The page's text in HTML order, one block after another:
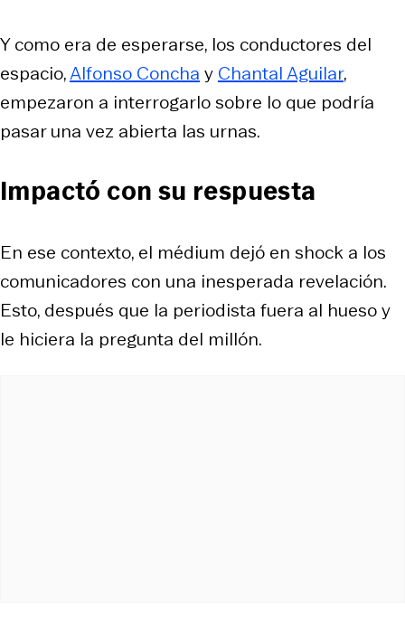
Y como era de esperarse, los conductores del
espacio,Alfonso Concha y Chantal Aguilar,
empezaron a interrogarlo sobre lo que podría
pasar una vez abierta las urnas.
Impactó con su respuesta
En ese contexto, el médium dejó en shock a los
comunicadores con una inesperada revelación.
Esto, después que la periodista fuera al hueso y
le hiciera la pregunta del millón.